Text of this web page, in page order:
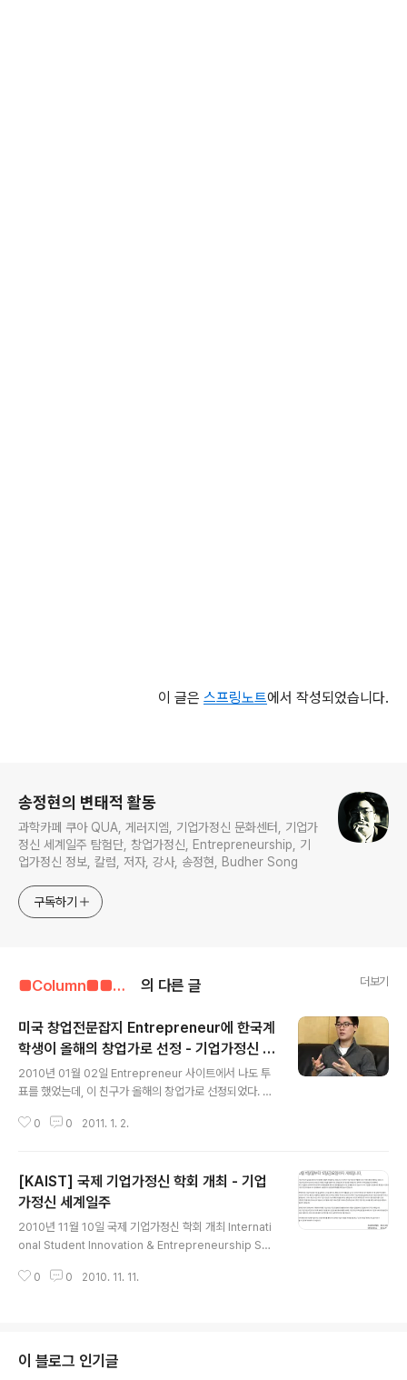
이 글은 스프링노트에서 작성되었습니다.
송정현의 변태적 활동
과학카페 쿠아 QUA, 게러지엠, 기업가정신 문화센터, 기업가
정신 세계일주 탐험단, 창업가정신, Entrepreneurship, 기
업가정신 정보, 칼럼, 저자, 강사, 송정현, Budher Song
구독하기
■Column■■■■■/기업가정신 관련 자료 의 다른 글 더보기
미국 창업전문잡지 Entrepreneur에 한국계
학생이 올해의 창업가로 선정 - 기업가정신 세
계일주
2010년 01월 02일 Entrepreneur 사이트에서 나도 투
표를 했었는데, 이 친구가 올해의 창업가로 선정되었다. 사
고 투표해달라고 해서 들어갔었는데, 미국의 창업전문잡지
도 괜찮은 친구들이 많았지만, 비슷비슷하게 보여 이 친구
에게 한 표 던졌는데, 선정되었네. 축하해요~ 앨린김!! 유아
복, 유아장난감 대여서비스였던 것 같은데..... 아~ 유아복
심히 노력해야지. ps 이 정도 수준의 글만 쓰면 얼마나 좋
을까?
0 0 2011. 1. 2.
[KAIST] 국제 기업가정신 학회 개최 - 기업
가정신 세계일주
2010년 11월 10일 국제 기업가정신 학회 개최 Internati
onal Student Innovation & Entrepreneurship Soc
창업의 메카 KAIST와 대덕연구단지에서 국내외 학생들을
이자 현시대에 가장 주목 받는 주제 중 하나입니다. KAIST
에서는 본 학회를 통해, 국내외 학생들에게 대한민국의 훌
0 0 2010. 11. 11.
이 블로그 인기글